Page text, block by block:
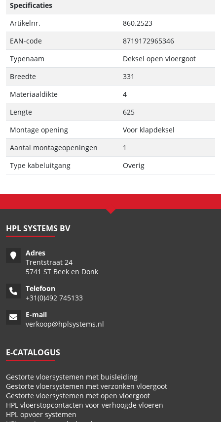
Specificaties
Artikelnr.
860.2523
EAN-code
8719172965346
Typenaam
Deksel open vloergoot
Breedte
331
Materiaaldikte
4
Lengte
625
Montage opening
Voor klapdeksel
Aantal montageopeningen
1
Type kabeluitgang
Overig
HPL SYSTEMS BV
Adres
Trentstraat 24
5741 ST Beek en Donk
Telefoon
+31(0)492 745133
E-mail
verkoop@hplsystems.nl
E-CATALOGUS
Gestorte vloersystemen met buisleiding
Gestorte vloersystemen met verzonken vloergoot
Gestorte vloersystemen met open vloergoot
HPL vloerstopcontacten voor verhoogde vloeren
HPL opvoer systemen